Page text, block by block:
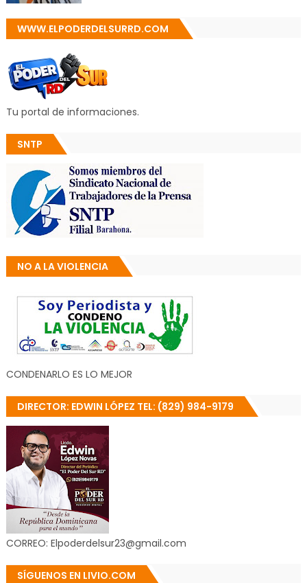
WWW.ELPODERDELSURRD.COM
Tu portal de informaciones.
SNTP
NO A LA VIOLENCIA
CONDENARLO ES LO MEJOR
DIRECTOR: EDWIN LÓPEZ TEL: (829) 984-9179
CORREO: Elpoderdelsur23@gmail.com
SÍGUENOS EN LIVIO.COM